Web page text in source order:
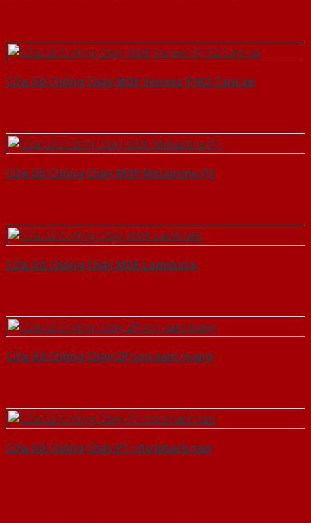
Cửa Gỗ Chống Cháy MDF Veneer P1R2 Cam xe
Cửa Gỗ Chống Cháy MDF Melamine P1
Cửa Gỗ Chống Cháy MDF Laminate
Cửa Gỗ Chống Cháy 2P son xam trang
Cửa Gỗ Chống Cháy P1 cho khach san